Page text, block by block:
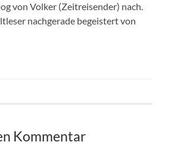
von Volker (Zeitreisender) nach.
nachgerade begeistert von
Kommentar